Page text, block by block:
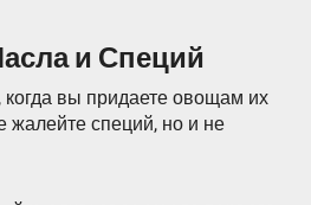
и Специй
вы придаете овощам их
жалейте специй, но и не